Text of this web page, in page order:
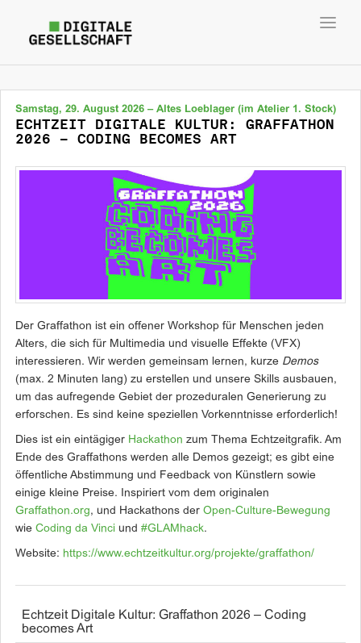
Samstag, 29. August 2026 – Altes Loeblager (im Atelier 1. Stock)
ECHTZEIT DIGITALE KULTUR: GRAFFATHON
2026 – CODING BECOMES ART
Der Graffathon ist ein offener Workshop für Menschen jeden
Alters, die sich für Multimedia und visuelle Effekte (VFX)
interessieren. Wir werden gemeinsam lernen, kurze Demos
(max. 2 Minuten lang) zu erstellen und unsere Skills ausbauen,
um das aufregende Gebiet der prozeduralen Generierung zu
erforschen. Es sind keine speziellen Vorkenntnisse erforderlich!
Dies ist ein eintägiger Hackathon zum Thema Echtzeitgrafik. Am
Ende des Graffathons werden alle Demos gezeigt; es gibt eine
öffentliche Abstimmung und Feedback von Künstlern sowie
einige kleine Preise. Inspiriert vom dem originalen
Graffathon.org, und Hackathons der Open-Culture-Bewegung
wie Coding da Vinci und #GLAMhack.
Website: https://www.echtzeitkultur.org/projekte/graffathon/
Echtzeit Digitale Kultur: Graffathon 2026 – Coding
becomes Art